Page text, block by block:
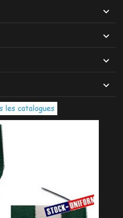



